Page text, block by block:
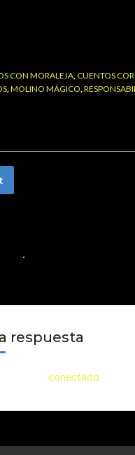
CON MORALEJA,CUENTOS
,MOLINO MÁGICO,
respuesta
conectado